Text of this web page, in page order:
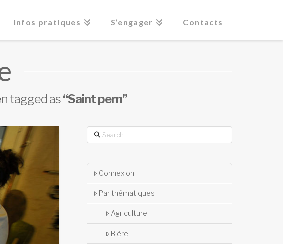
Infos pratiques S’engager Contacts
tagged as“Saint pern”
Search
Connexion
Par thématiques
Agriculture
Bière